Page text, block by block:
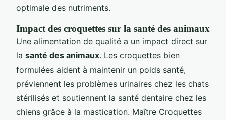
optimale des nutriments.
Impact des croquettes sur la santé des animaux
Une alimentation de qualité a un impact direct sur
la santé des animaux. Les croquettes bien
formulées aident à maintenir un poids santé,
préviennent les problèmes urinaires chez les chats
stérilisés et soutiennent la santé dentaire chez les
chiens grâce à la mastication. Maître Croquettes